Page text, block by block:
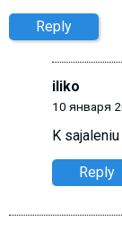
Reply
iliko
10 января
K
Reply